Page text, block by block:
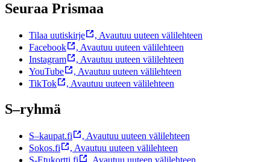
Seuraa Prismaa
Tilaa uutiskirje , Avautuu uuteen välilehteen
Facebook
, Avautuu uuteen välilehteen
Instagram
, Avautuu uuteen välilehteen
YouTube
, Avautuu uuteen välilehteen
TikTok
, Avautuu uuteen välilehteen
S–ryhmä
S–kaupat.fi , Avautuu uuteen välilehteen
Sokos.fi
, Avautuu uuteen välilehteen
S-Etukortti.fi
Avautuu uuteen välilehteen